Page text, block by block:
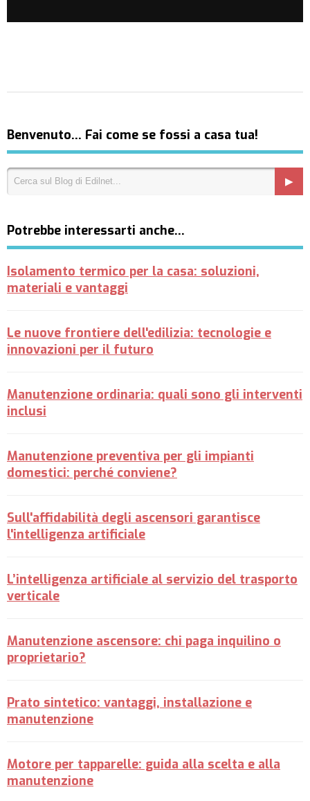
Benvenuto… Fai come se fossi a casa tua!
Potrebbe interessarti anche…
Isolamento termico per la casa: soluzioni,
materiali e vantaggi
Le nuove frontiere dell'edilizia: tecnologie e
innovazioni per il futuro
Manutenzione ordinaria: quali sono gli interventi
inclusi
Manutenzione preventiva per gli impianti
domestici: perché conviene?
Sull'affidabilità degli ascensori garantisce
l'intelligenza artificiale
L’intelligenza artificiale al servizio del trasporto
verticale
Manutenzione ascensore: chi paga inquilino o
proprietario?
Prato sintetico: vantaggi, installazione e
manutenzione
Motore per tapparelle: guida alla scelta e alla
manutenzione